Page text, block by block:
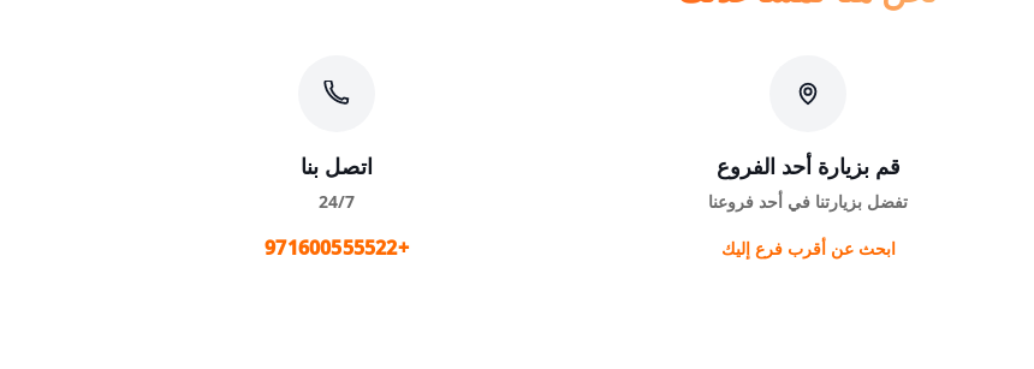
قم بزيارة أحد الفروع
تفضل بزيارتنا في أحد فروعنا
ابحث عن أقرب فرع إليك
اتصل بنا
24/7
+971600555522